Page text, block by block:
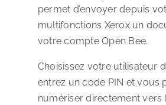
permet d’envoyer depuis
multifonctions Xerox un
votre compte Open Bee.
Choisissez votre utilisateur
entrez un code PIN et vous
numériser directement vers